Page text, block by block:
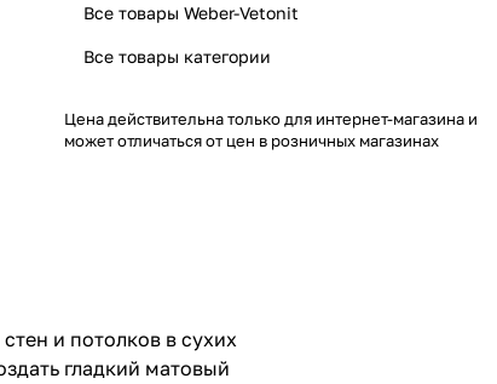
Все товары Weber-Vetonit
Все товары категории
Цена действительна только для интернет-магазина и
может отличаться от цен в розничных магазинах
и потолков в сухих
гладкий матовый